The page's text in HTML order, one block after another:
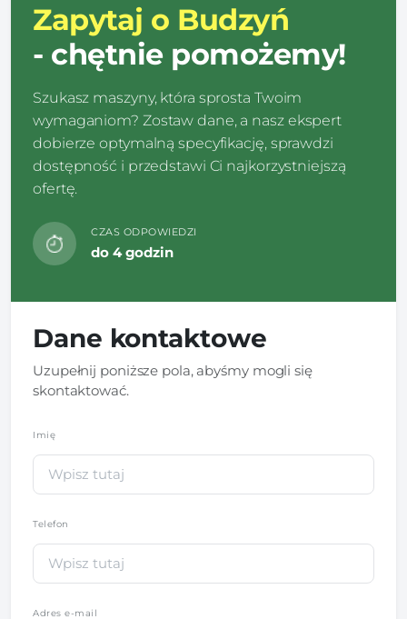
Zapytaj o Budzyń
- chętnie pomożemy!
Szukasz maszyny, która sprosta Twoim
wymaganiom? Zostaw dane, a nasz ekspert
dobierze optymalną specyfikację, sprawdzi
dostępność i przedstawi Ci najkorzystniejszą
ofertę.
CZAS ODPOWIEDZI
do 4 godzin
Dane kontaktowe
Uzupełnij poniższe pola, abyśmy mogli się
skontaktować.
Imię
Telefon
Adres e-mail